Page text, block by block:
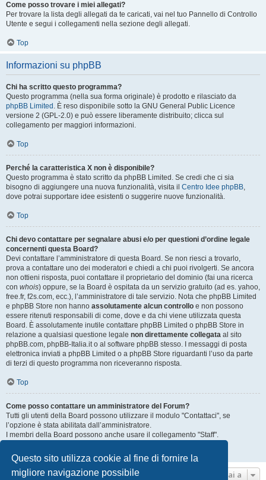
Questo sito utilizza cookie al fine di fornire la
migliore navigazione possibile
Come posso trovare i miei allegati?
Per trovare la lista degli allegati da te caricati, vai nel tuo Pannello di Controllo
Utente e segui i collegamenti nella sezione degli allegati.
Top
Informazioni su phpBB
Chi ha scritto questo programma?
Questo programma (nella sua forma originale) è prodotto e rilasciato da
phpBB Limited . È reso disponibile sotto la GNU General Public Licence
versione 2 (GPL-2.0) e può essere liberamente distribuito; clicca sul
collegamento per maggiori informazioni.
Top
Perché la caratteristica X non è disponibile?
Questo programma è stato scritto da phpBB Limited. Se credi che ci sia
bisogno di aggiungere una nuova funzionalità, visita il Centro Idee phpBB,
dove potrai supportare idee esistenti o suggerire nuove funzionalità.
Top
Chi devo contattare per segnalare abusi e/o per questioni d’ordine legale
concernenti questa Board?
Devi contattare l’amministratore di questa Board. Se non riesci a trovarlo,
prova a contattare uno dei moderatori e chiedi a chi puoi rivolgerti. Se ancora
non ottieni risposta, puoi contattare il proprietario del dominio (fai una ricerca
con whois) oppure, se la Board è ospitata da un servizio gratuito (ad es. yahoo,
free.fr, f2s.com, ecc.), l’amministratore di tale servizio. Nota che phpBB Limited
e phpBB Store non hanno assolutamente alcun controllo e non possono
essere ritenuti responsabili di come, dove e da chi viene utilizzata questa
Board. È assolutamente inutile contattare phpBB Limited o phpBB Store in
relazione a qualsiasi questione legale non direttamente collegata al sito
phpBB.com, phpBB-Italia.it o al software phpBB stesso. I messaggi di posta
elettronica inviati a phpBB Limited o a phpBB Store riguardanti l’uso da parte
di terzi di questo programma non riceveranno risposta.
Top
Come posso contattare un amministratore del Forum?
Tutti gli utenti della Board possono utilizzare il modulo "Contattaci", se
l’opzione è stata abilitata dall’amministratore.
I membri della Board possono anche usare il collegamento "Staff".
Top
Vai a